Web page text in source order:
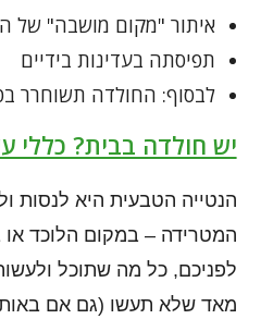
איתור "מקום מושבה" של
תפיסתה בעדינות בידיים
לבסוף: החולדה תשוחרר
יש חולדה בבית? כללי
הנטייה הטבעית היא לנסות
המטרידה – במקום הלוכד או
לפניכם, כל מה שתוכל
מאד שלא תעשו (גם אם